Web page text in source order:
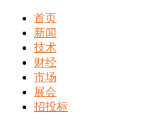
首页
新闻
技术
财经
市场
展会
招投标